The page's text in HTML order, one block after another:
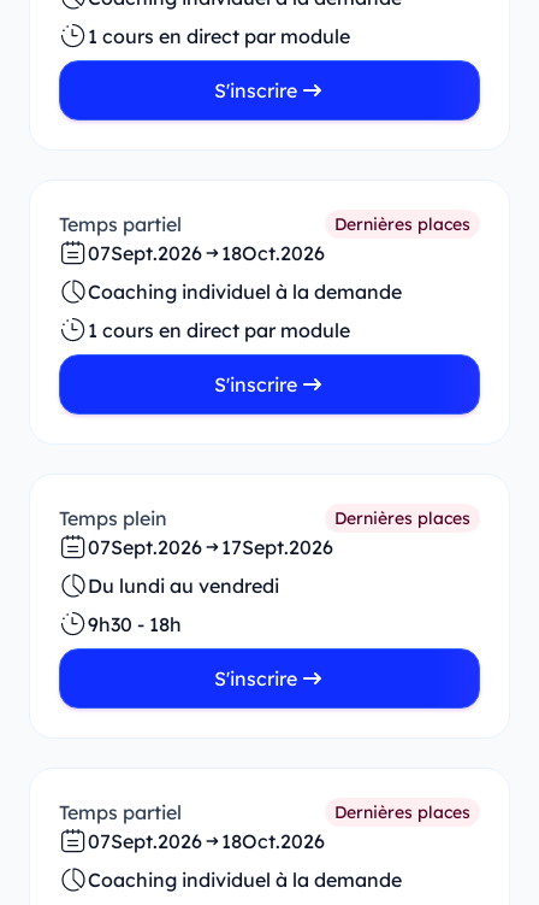
1 cours en direct par module
S'inscrire
Temps partiel Dernières places
07Sept.2026 18Oct.2026
Coaching individuel à la demande
1 cours en direct par module
S'inscrire
Temps plein Dernières places
07Sept.2026 17Sept.2026
Du lundi au vendredi
9h30 - 18h
S'inscrire
Temps partiel Dernières places
07Sept.2026 18Oct.2026
Coaching individuel à la demande